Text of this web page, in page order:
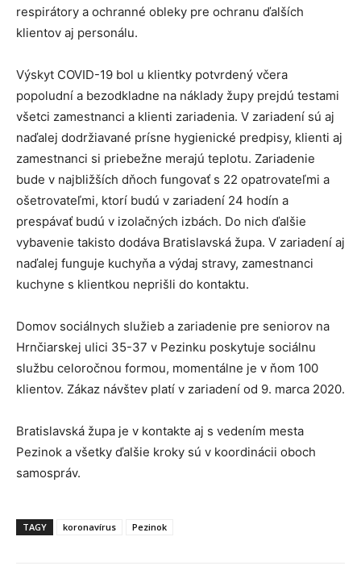
respirátory a ochranné obleky pre ochranu ďalších
klientov aj personálu.
Výskyt COVID-19 bol u klientky potvrdený včera
popoludní a bezodkladne na náklady župy prejdú testami
všetci zamestnanci a klienti zariadenia. V zariadení sú aj
naďalej dodržiavané prísne hygienické predpisy, klienti aj
zamestnanci si priebežne merajú teplotu. Zariadenie
bude v najbližších dňoch fungovať s 22 opatrovateľmi a
ošetrovateľmi, ktorí budú v zariadení 24 hodín a
prespávať budú v izolačných izbách. Do nich ďalšie
vybavenie takisto dodáva Bratislavská župa. V zariadení aj
naďalej funguje kuchyňa a výdaj stravy, zamestnanci
kuchyne s klientkou neprišli do kontaktu.
Domov sociálnych služieb a zariadenie pre seniorov na
Hrnčiarskej ulici 35-37 v Pezinku poskytuje sociálnu
službu celoročnou formou, momentálne je v ňom 100
klientov. Zákaz návštev platí v zariadení od 9. marca 2020.
Bratislavská župa je v kontakte aj s vedením mesta
Pezinok a všetky ďalšie kroky sú v koordinácii oboch
samospráv.
TAGY koronavírus Pezinok